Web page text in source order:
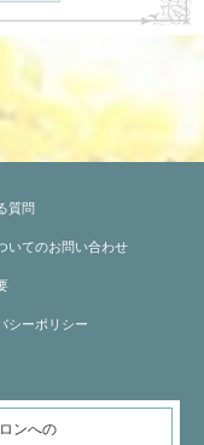
質問
いてのお問い合わせ
シーポリシー
ンへの